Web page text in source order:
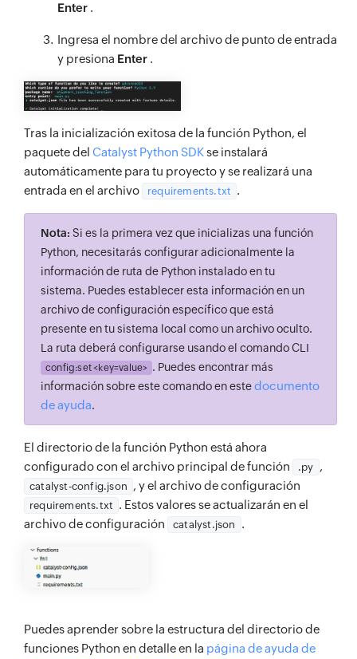
Enter .
Ingresa el nombre del archivo de punto de entrada
y presiona Enter .
Tras la inicialización exitosa de la función Python, el
paquete del Catalyst Python SDKse instalará
automáticamente para tu proyecto y se realizará una
entrada en el archivo
requirements.txt .
Nota: Si es la primera vez que inicializas una función
Python, necesitarás configurar adicionalmente la
información de ruta de Python instalado en tu
sistema. Puedes establecer esta información en un
archivo de configuración específico que está
presente en tu sistema local como un archivo oculto.
La ruta deberá configurarse usando el comando CLI
config:set <key=value> . Puedes encontrar más
información sobre este comando en estedocumento
de ayuda.
El directorio de la función Python está ahora
configurado con el archivo principal de función
.py ,
catalyst-config.json , y el archivo de configuración
requirements.txt . Estos valores se actualizarán en el
archivo de configuración
catalyst.json .
Puedes aprender sobre la estructura del directorio de
funciones Python en detalle en la página de ayuda de